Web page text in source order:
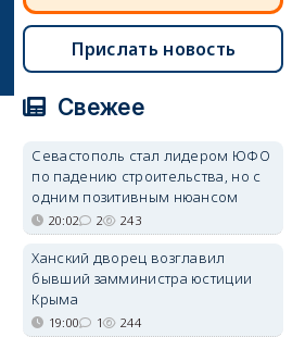
Прислать новость
Свежее
Севастополь стал лидером ЮФО
по падению строительства, но с
одним позитивным нюансом
20:02 2 243
Ханский дворец возглавил
бывший замминистра юстиции
Крыма
19:00 1 244